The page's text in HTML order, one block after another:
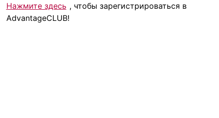
Нажмите здесь , чтобы зарегистрироваться в
AdvantageCLUB!